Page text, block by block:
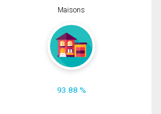
Maisons
93.88 %